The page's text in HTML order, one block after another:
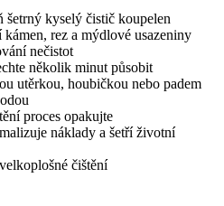
šetrný kyselý čistič koupelen
rez a mýdlové usazeniny
nečistot
několik minut působit
utěrkou, houbičkou nebo padem
proces opakujte
náklady a šetří životní
čištění